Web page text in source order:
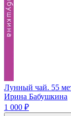
Лунный чай. 55
Ирина Бабушкина
1 000 ₽